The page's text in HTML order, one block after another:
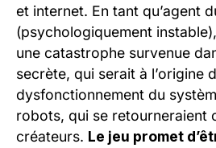
et internet. En tant qu’agent
(psychologiquement
une catastrophe survenue
secrète, qui serait à l’origine
dysfonctionnement du
robots, qui se retourneraient
créateurs. Le jeu promet